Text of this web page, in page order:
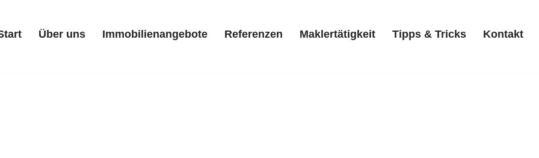
Über uns Immobilienangebote Referenzen Maklertätigkeit Tipps & Tricks Kontakt